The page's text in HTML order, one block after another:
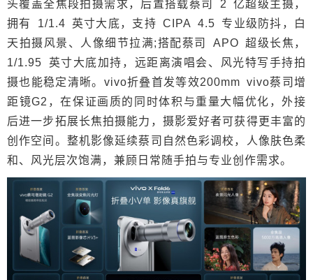
头覆盖全焦段拍摄需求，后置搭载蔡司 2 亿超级主摄，
拥有 1/1.4 英寸大底，支持 CIPA 4.5 专业级防抖，白
天拍摄风景、人像细节拉满;搭配蔡司 APO 超级长焦，
1/1.95 英寸大底加持，远距离演唱会、风光特写手持拍
摄也能稳定清晰。vivo折叠首发等效200mm vivo蔡司增
距镜G2，在保证画质的同时体积与重量大幅优化，外接
后进一步拓展长焦拍摄能力，摄影爱好者可获得更丰富的
创作空间。整机影像延续蔡司自然色彩调校，人像肤色柔
和、风光层次饱满，兼顾日常随手拍与专业创作需求。